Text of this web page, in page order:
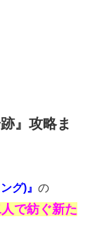
』攻略ま
グ)』 の
で紡ぐ新た